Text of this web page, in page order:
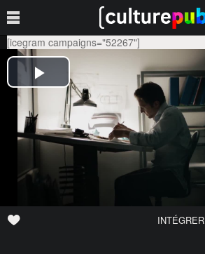
[icegram campaigns="52267"]
INTÉGRER